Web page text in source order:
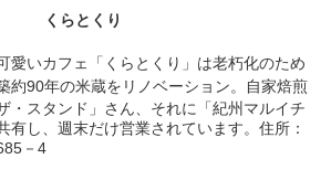
くらとくり
愛いカフェ「くらとくり」は老朽化のため
約90年の米蔵をリノベーション。 自家焙煎
・スタンド」さん、それに「紀州マルイチ
有し、週末だけ営業されています。住所：
－4